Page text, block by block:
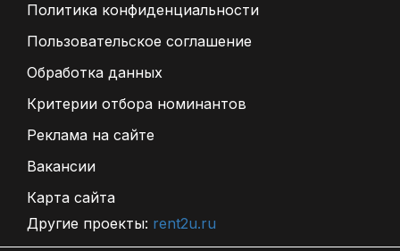
Политика конфиденциальности
Пользовательское соглашение
Обработка данных
Критерии отбора номинантов
Реклама на сайте
Вакансии
Карта сайта
Другие проекты: rent2u.ru